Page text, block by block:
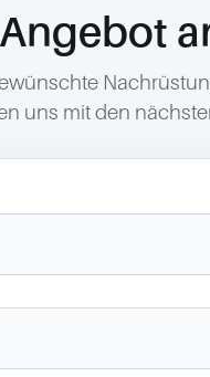
uns mit den